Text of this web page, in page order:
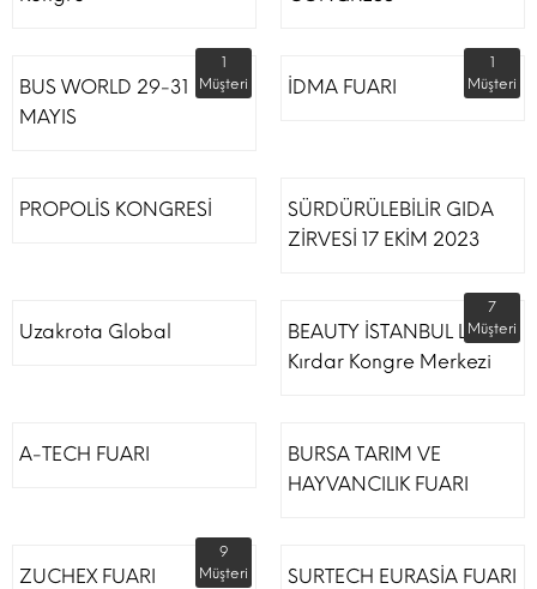
BUS WORLD 29-31
MAYIS
1
Müşteri
İDMA FUARI
1
Müşteri
PROPOLİS KONGRESİ
SÜRDÜRÜLEBİLİR GIDA
ZİRVESİ 17 EKİM 2023
Uzakrota Global
BEAUTY İSTANBUL Lütfi
Kırdar Kongre Merkezi
7
Müşteri
A-TECH FUARI
BURSA TARIM VE
HAYVANCILIK FUARI
ZUCHEX FUARI
9
Müşteri
SURTECH EURASİA FUARI